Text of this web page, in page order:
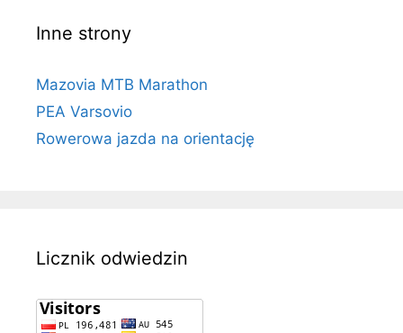
Inne strony
Mazovia MTB Marathon
PEA Varsovio
Rowerowa jazda na orientację
Licznik odwiedzin